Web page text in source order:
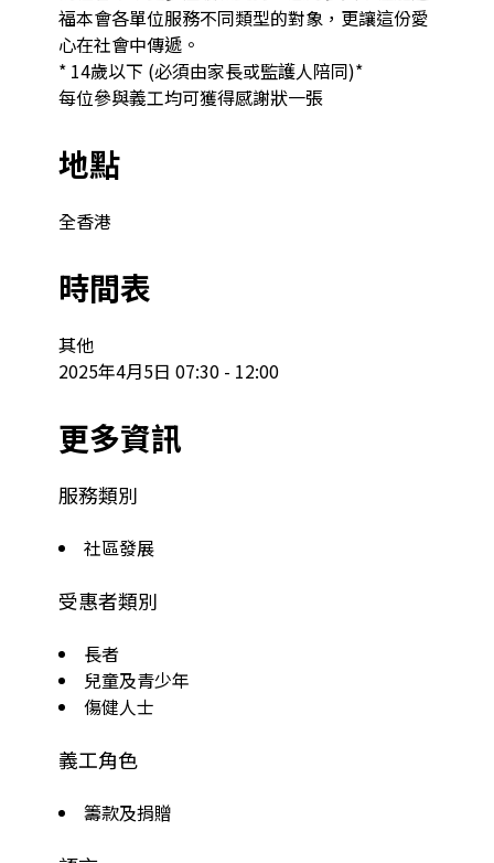
福本會各單位服務不同類型的對象，更讓這份愛
心在社會中傳遞。
* 14歲以下 (必須由家長或監護人陪同)*
每位參與義工均可獲得感謝狀一張
地點
全香港
時間表
其他
2025年4月5日 07:30 - 12:00
更多資訊
服務類別
社區發展
受惠者類別
長者
兒童及青少年
傷健人士
義工角色
籌款及捐贈